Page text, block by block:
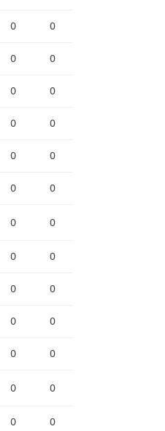
0 0
0 0
0 0
0 0
0 0
0 0
0 0
0 0
0 0
0 0
0 0
0 0
0 0